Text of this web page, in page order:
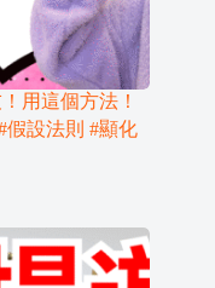
用這個方法！
設法則 #顯化